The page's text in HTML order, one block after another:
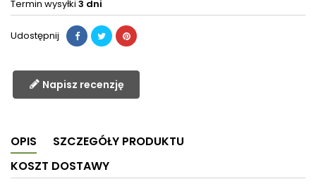
Termin wysyłki 3 dni
Udostępnij
Napisz recenzję
OPIS
SZCZEGÓŁY PRODUKTU
KOSZT DOSTAWY